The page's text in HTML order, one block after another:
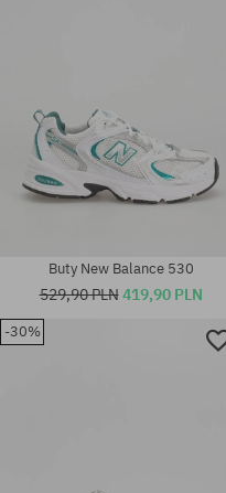
Dostępne rozmiary:
36; 37; 37.5; 38; 38.5; 39.5; 40;
Buty New Balance 530
529,90 PLN419,90 PLN
-30%